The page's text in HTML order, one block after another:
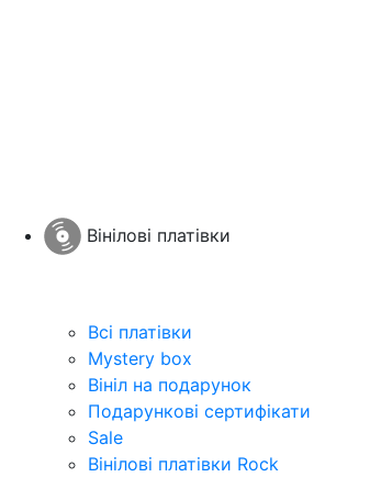
Вінілові платівки
Всі платівки
Mystery box
Вініл на подарунок
Подарункові сертифікати
Sale
Вінілові платівки Rock